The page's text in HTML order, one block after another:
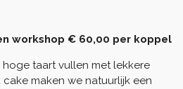
workshop € 60,00 per koppel
taart vullen met lekkere
maken we natuurlijk een